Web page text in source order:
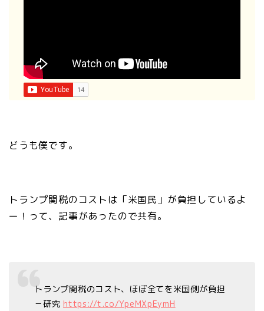
どうも僕です。
トランプ関税のコストは「米国民」が負担しているよ
ー！って、記事があったので共有。
トランプ関税のコスト、ほぼ全てを米国側が負担
－研究 https://t.co/YpeMXpEymH